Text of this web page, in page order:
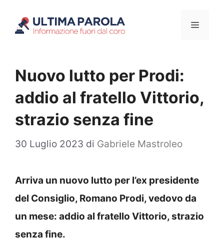
Menu
Nuovo lutto per Prodi:
addio al fratello Vittorio,
strazio senza fine
30 Luglio 2023 di Gabriele Mastroleo
Arriva un nuovo lutto per l’ex presidente
del Consiglio, Romano Prodi, vedovo da
un mese: addio al fratello Vittorio, strazio
senza fine.